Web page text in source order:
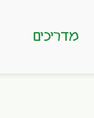
מדריכים